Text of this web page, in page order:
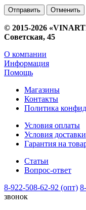
Отменить
© 2015-2026
Советская, 45
О компании
Информация
Помощь
Магазины
Контакты
Политика
Условия оплаты
Условия доставки
Гарантия на
Статьи
Вопрос-ответ
8-922-508-62-92 (опт)
звонок